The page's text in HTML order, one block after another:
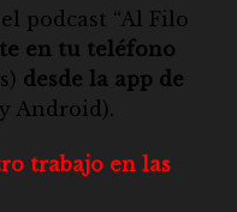
podcast “Al Filo
en tu teléfono
desde la app de
y Android ).
trabajo en las